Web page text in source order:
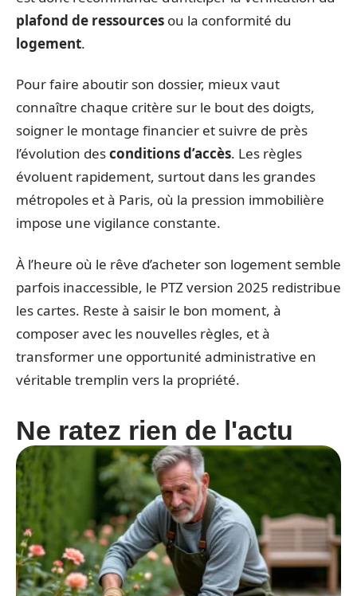
plafond de ressources ou la conformité du
logement.
Pour faire aboutir son dossier, mieux vaut
connaître chaque critère sur le bout des doigts,
soigner le montage financier et suivre de près
l’évolution desconditions d’accès. Les règles
évoluent rapidement, surtout dans les grandes
métropoles et à Paris, où la pression immobilière
impose une vigilance constante.
À l’heure où le rêve d’acheter son logement semble
parfois inaccessible, le PTZ version 2025 redistribue
les cartes. Reste à saisir le bon moment, à
composer avec les nouvelles règles, et à
transformer une opportunité administrative en
véritable tremplin vers la propriété.
Ne ratez rien de l'actu